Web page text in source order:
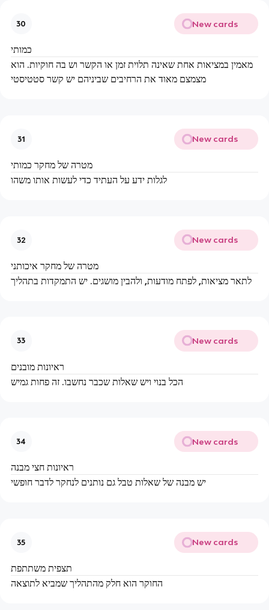
30 New cards
כמותי
מאמין במציאות אחת שאינה תלוית זמן או הקשר וש בה חוקיות. הוא
מצמצם מאוד את הרחיבים שביניהם יש קשר סטטיסטי
31 New cards
מטרה של מחקר כמותי
לגלות ידע על העתיד כדי לעשות אותו משהו
32 New cards
מטרה של מחקר איכותני
לתאר מציאות, לפתח מודעות, ולהבין מושגים. יש התמקדות בתהליך
33 New cards
ראיונות מובנים
הכל בנוי ויש שאלות שכבר נחשבו. זה פחות גמיש
34 New cards
ראיונות חצי מבנה
יש מבנה של שאלות טבל גם נותנים לנחקר לדבר חופשי
35 New cards
תצפית משתתפת
החוקר הוא חלק מהתהליך שמביא לתוצאה